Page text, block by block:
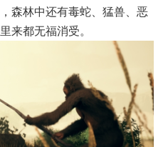
森林中还有毒蛇、猛兽、恶
来都无福消受。